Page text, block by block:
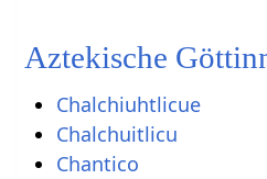
Aztekische
Chalchiuhtlicue
Chalchuitlicu
Chantico